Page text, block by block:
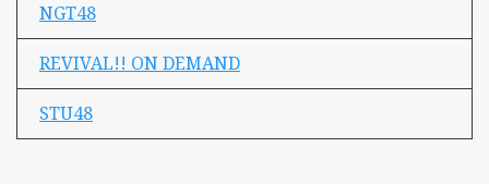
NGT48
REVIVAL!! ON DEMAND
STU48